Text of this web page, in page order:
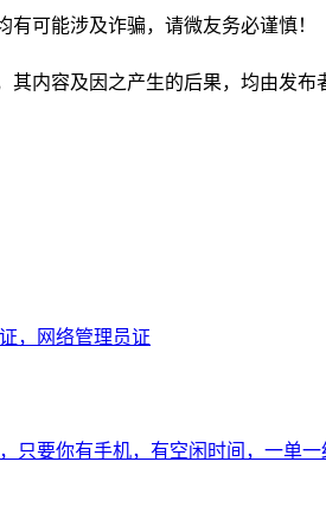
可能涉及诈骗，请微友务必谨慎！
内容及因之产生的后果，均由发布
，网络管理员证
只要你有手机，有空闲时间，一单